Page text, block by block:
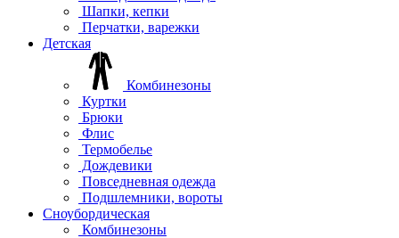
Шапки, кепки
Перчатки, варежки
Детская
Комбинезоны
Куртки
Брюки
Флис
Термобелье
Дождевики
Повседневная одежда
Подшлемники, вороты
Сноубордическая
Комбинезоны